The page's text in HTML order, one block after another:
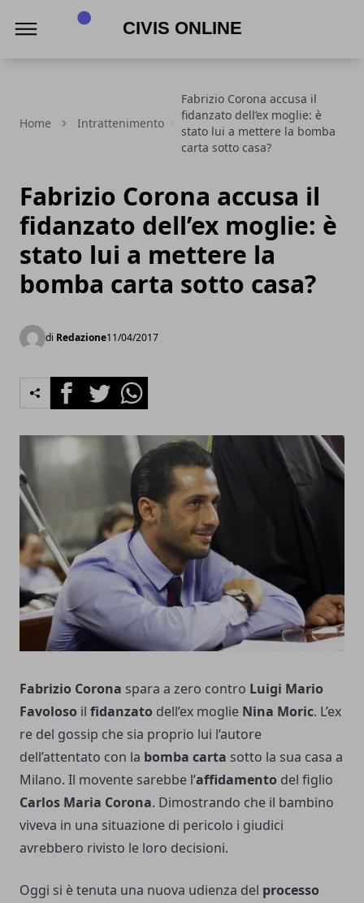
Home Intrattenimento
Fabrizio Corona accusa il
fidanzato dell’ex moglie: è
stato lui a mettere la bomba
carta sotto casa?
Fabrizio Corona accusa il
fidanzato dell’ex moglie: è
stato lui a mettere la
bomba carta sotto casa?
di Redazione11/04/2017
FacebookTwitterWhatsapp
Fabrizio Corona spara a zero contro Luigi Mario
Favoloso il fidanzato dell’ex moglie Nina Moric. L’ex
re del gossip che sia proprio lui l’autore
dell’attentato con la bomba carta sotto la sua casa a
Milano. Il movente sarebbe l’affidamento del figlio
Carlos Maria Corona. Dimostrando che il bambino
viveva in una situazione di pericolo i giudici
avrebbero rivisto le loro decisioni.
Oggi si è tenuta una nuova udienza del processo